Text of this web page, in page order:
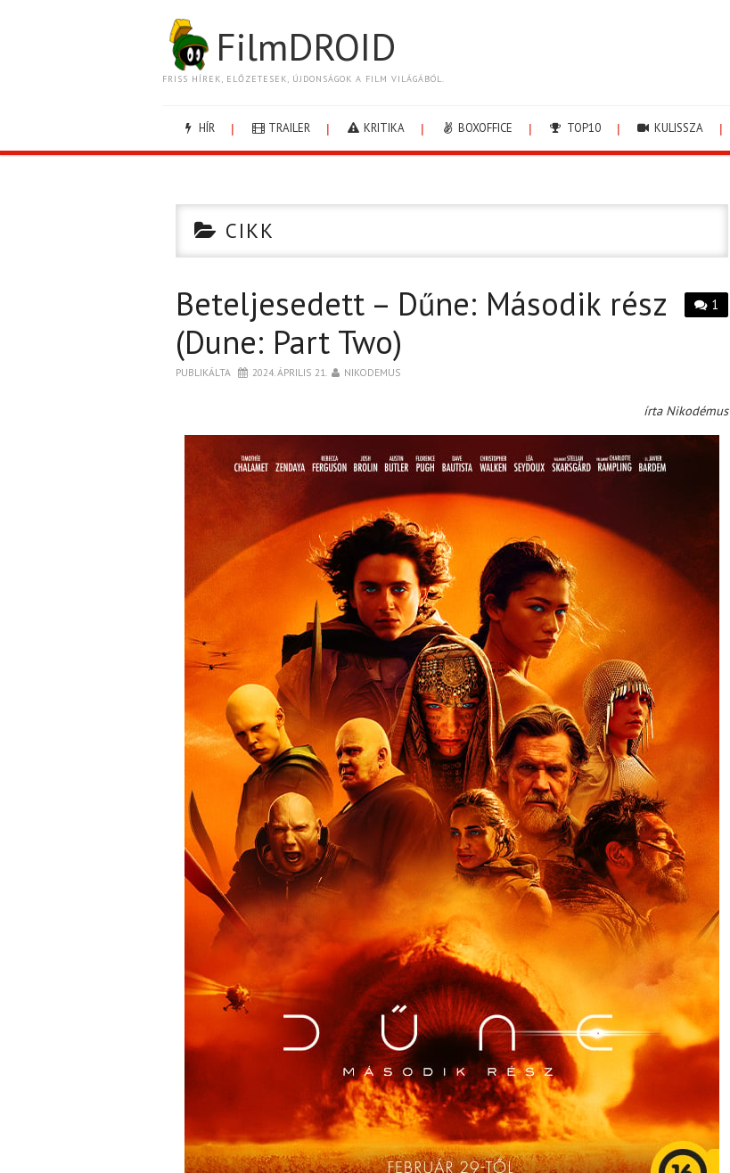
FilmDROID
FRISS HÍREK, ELŐZETESEK, ÚJDONSÁGOK A FILM VILÁGÁBÓL.
HÍR TRAILER KRITIKA BOXOFFICE TOP10 KULISSZA
CIKK
1
Beteljesedett – Dűne: Második rész
(Dune: Part Two)
PUBLIKÁLTA 2024. ÁPRILIS 21. NIKODEMUS
írta Nikodémus